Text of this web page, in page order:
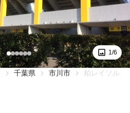
1/6
千葉県 市川市 柏レイソル